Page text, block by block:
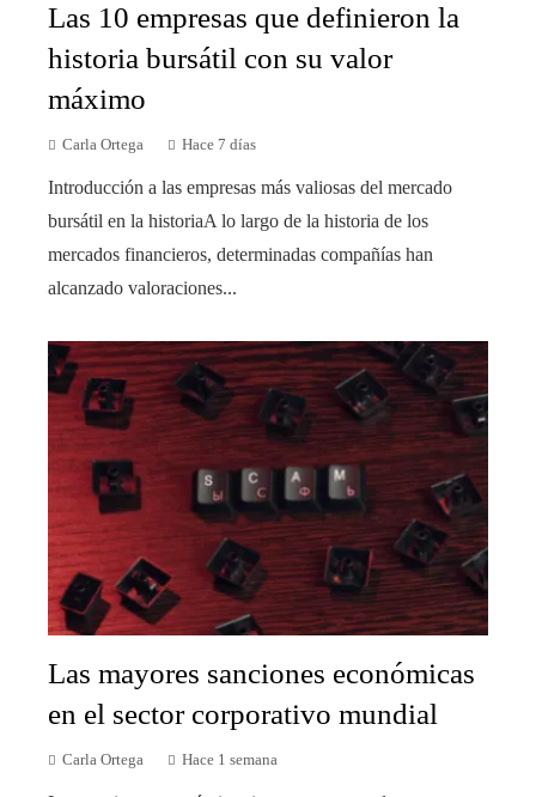
Las 10 empresas que definieron la
historia bursátil con su valor
máximo
Carla Ortega Hace 7 días
Introducción a las empresas más valiosas del mercado
bursátil en la historiaA lo largo de la historia de los
mercados financieros, determinadas compañías han
alcanzado valoraciones...
Las mayores sanciones económicas
en el sector corporativo mundial
Carla Ortega Hace 1 semana